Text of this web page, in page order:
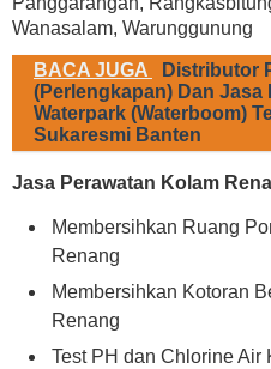
Wanasalam, Warunggunung
BACA JUGA
Distributor
(Perlengkapan) Dan
Waterpark (Waterboom)
Sukaresmi Banten
Jasa Perawatan Kolam
Membersihkan Ruang
Renang
Membersihkan Kotoran
Renang
Test PH dan Chlorine Air